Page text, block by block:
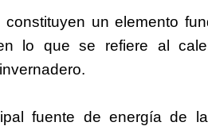
un elemento
lo que se refiere al
fuente de energía de